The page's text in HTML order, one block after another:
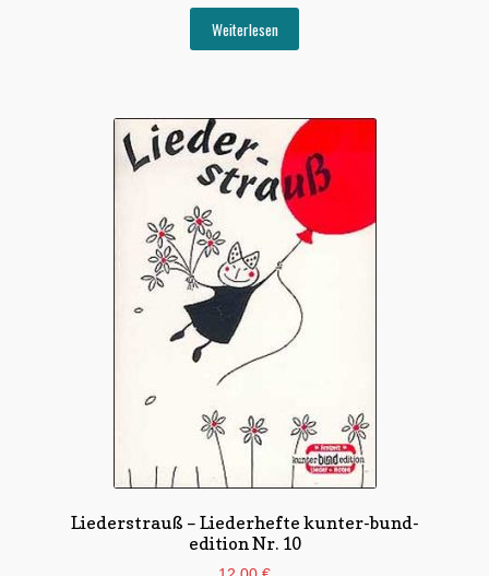
Weiterlesen
Liederstrauß – Liederhefte kunter-bund-
edition Nr. 10